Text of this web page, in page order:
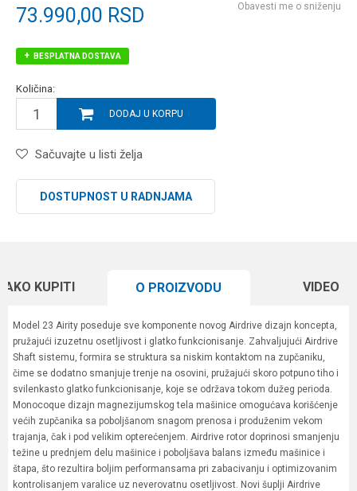
73.990,00 RSD Obavesti me o sniženju
BESPLATNA DOSTAVA
Količina:
DODAJ U KORPU
Sačuvajte u listi želja
DOSTUPNOST U RADNJAMA
KUPITI O PROIZVODU VIDEO
Model 23 Airity poseduje sve komponente novog Airdrive dizajn koncepta,
pružajući izuzetnu osetljivost i glatko funkcionisanje. Zahvaljujući Airdrive
Shaft sistemu, formira se struktura sa niskim kontaktom na zupčaniku,
čime se dodatno smanjuje trenje na osovini, pružajući skoro potpuno tiho i
svilenkasto glatko funkcionisanje, koje se održava tokom dužeg perioda.
Monocoque dizajn magnezijumskog tela mašinice omogućava korišćenje
većih zupčanika sa poboljšanom snagom prenosa i produženim vekom
trajanja, čak i pod velikim opterećenjem. Airdrive rotor doprinosi smanjenju
težine u prednjem delu mašinice i poboljšava balans između mašinice i
štapa, što rezultira boljim performansama pri zabacivanju i optimizovanim
kontrolisanjem varalice uz neverovatnu osetljivost. Novi šuplji Airdrive